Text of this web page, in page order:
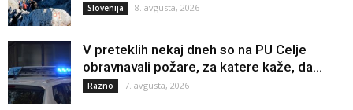
Slovenija 8. avgusta, 2026
V preteklih nekaj dneh so na PU Celje
obravnavali požare, za katere kaže, da...
Razno 7. avgusta, 2026